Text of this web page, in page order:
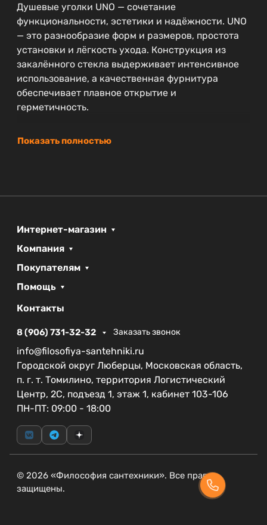
Душевые уголки UNO — сочетание
функциональности, эстетики и надёжности. UNO
— это разнообразие форм и размеров, простота
установки и лёгкость ухода. Конструкция из
закалённого стекла выдерживает интенсивное
использование, а качественная фурнитура
обеспечивает плавное открытие и
герметичность.
Показать полностью
Интернет-магазин
Компания
Покупателям
Помощь
Контакты
8 (906) 731-32-32 Заказать звонок
info@filosofiya-santehniki.ru
Городской округ Люберцы, Московская область,
п. г. т. Томилино, территория Логистический
Центр, 2С, подъезд 1, этаж 1, кабинет 103-106
ПН-ПТ: 09:00 - 18:00
© 2026 «Философия сантехники». Все права
защищены.